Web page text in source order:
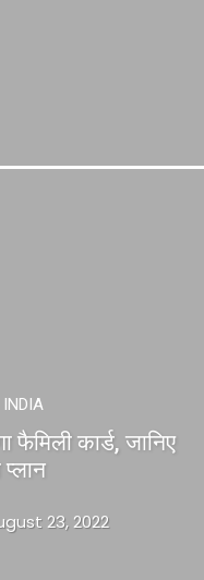
फैमिली कार्ड, जानिए
23, 2022